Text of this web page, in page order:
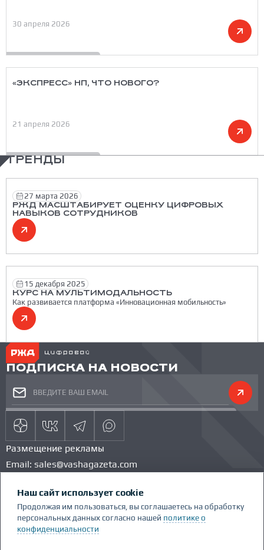
30 апреля 2026
«ЭКСПРЕСС» НП, ЧТО НОВОГО?
21 апреля 2026
ТРЕНДЫ
27 марта 2026
РЖД МАСШТАБИРУЕТ ОЦЕНКУ ЦИФРОВЫХ
НАВЫКОВ СОТРУДНИКОВ
15 декабря 2025
КУРС НА МУЛЬТИМОДАЛЬНОСТЬ
Как развивается платформа «Инновационная мобильность»
ПОДПИСКА НА НОВОСТИ
Размещение рекламы
Email: sales@vashagazeta.com
КОМАНДА ПРОЕКТА
КОНКУРС
ГЛОССАРИЙ
Сделано Люди.People
Наш сайт использует cookie
Продолжая им пользоваться, вы соглашаетесь на обработку
персональных данных согласно нашей политике о
конфиденциальности